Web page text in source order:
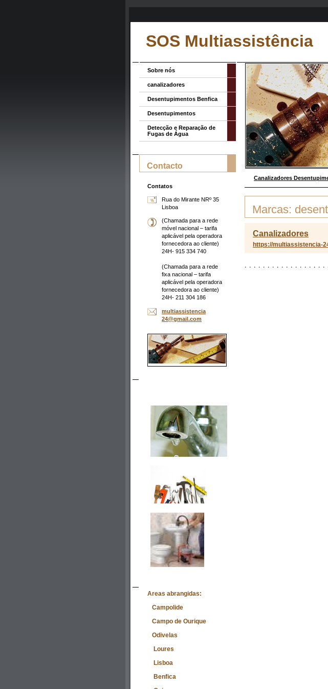
SOS Multiassistência
Canalizadores
Marcas:
Canalizadores
https://multiassistencia-
Sobre nós
canalizadores
Desentupimentos Benfica
Desentupimentos
Detecção e Reparação de
Fugas de Água
Contacto
Contatos
Rua do Mirante NRº 35
Lisboa
(Chamada para a rede
móvel nacional – tarifa
aplicável pela operadora
fornecedora ao cliente)
24H- 915 334 740
(Chamada para a rede
fixa nacional – tarifa
aplicável pela operadora
fornecedora ao cliente)
24H- 211 304 186
multiassistencia
24@gmail.com
Areas abrangidas:
Campolide
Campo de Ourique
Odivelas
Loures
Lisboa
Benfica